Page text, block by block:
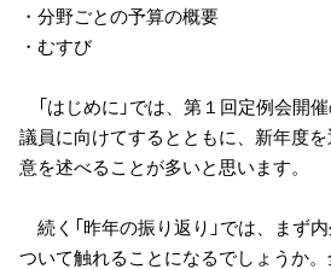
・分野ごとの予算の概要
・むすび
「はじめに」では、第１回定例会開
議員に向けてするとともに、新年度
意を述べることが多いと思います。
続く「昨年の振り返り」では、まず
ついて触れることになるでしょうか